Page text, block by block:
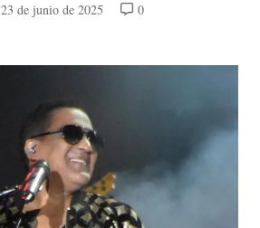
23 de junio de 2025
0